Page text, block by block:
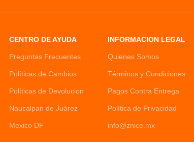
Dispensador de agua eléctrico para
CENTRO DE AYUDA
Preguntas Frecuentes
Políticas de Cambios
Políticas de Devolucion
Naucalpan de Juárez
Mexico DF
INFORMACION LEGAL
Quienes Somos
Términos y Condiciones
Pagos Contra Entrega
Política de Privacidad
info@znice.mx